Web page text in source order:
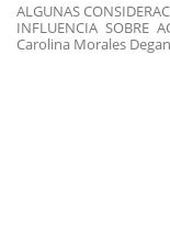
ALGUNAS
INFLUENCIA SOBRE
Carolina Morales